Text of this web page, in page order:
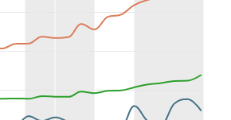
displaying Time. Data ranges from 2020-
displaying ปริมาณธุรกรรม. Data ranges from